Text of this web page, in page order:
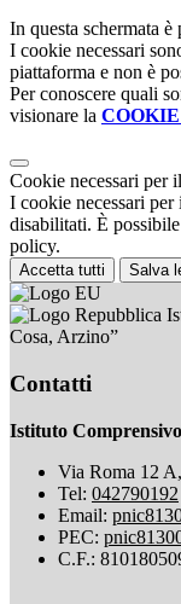
In questa schermata
I cookie necessari
piattaforma e non è
Per conoscere quali
visionare la
Cookie necessari per
I cookie necessari per
disabilitati. È
policy.
Accetta tutti Salva
Cosa, Arzino”
Contatti
Istituto
Via Roma 12
Tel: 042790192
Email:
PEC:
C.F.: